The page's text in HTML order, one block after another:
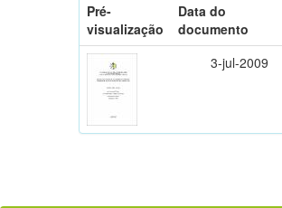
Pré-
visualização
Data do
documento
3-jul-2009